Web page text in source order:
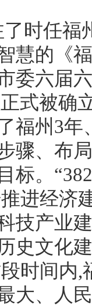
了时任
慧的《
委六届
式被确
福州3
骤、布
标。
进经济
技产业
史文化
时间内,
大、人